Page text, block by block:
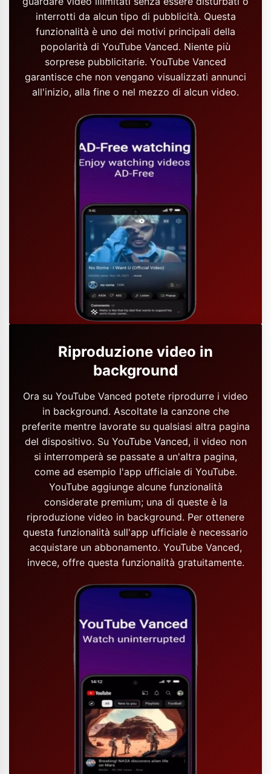
interrotti da alcun tipo di pubblicità. Questa
funzionalità è uno dei motivi principali della
popolarità di YouTube Vanced. Niente più
sorprese pubblicitarie. YouTube Vanced
garantisce che non vengano visualizzati annunci
all'inizio, alla fine o nel mezzo di alcun video.
Riproduzione video in
background
Ora su YouTube Vanced potete riprodurre i video
in background. Ascoltate la canzone che
preferite mentre lavorate su qualsiasi altra pagina
del dispositivo. Su YouTube Vanced, il video non
si interromperà se passate a un'altra pagina,
come ad esempio l'app ufficiale di YouTube.
YouTube aggiunge alcune funzionalità
considerate premium; una di queste è la
riproduzione video in background. Per ottenere
questa funzionalità sull'app ufficiale è necessario
acquistare un abbonamento. YouTube Vanced,
invece, offre questa funzionalità gratuitamente.